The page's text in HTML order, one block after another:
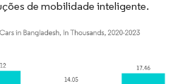
de mobilidade inteligente.